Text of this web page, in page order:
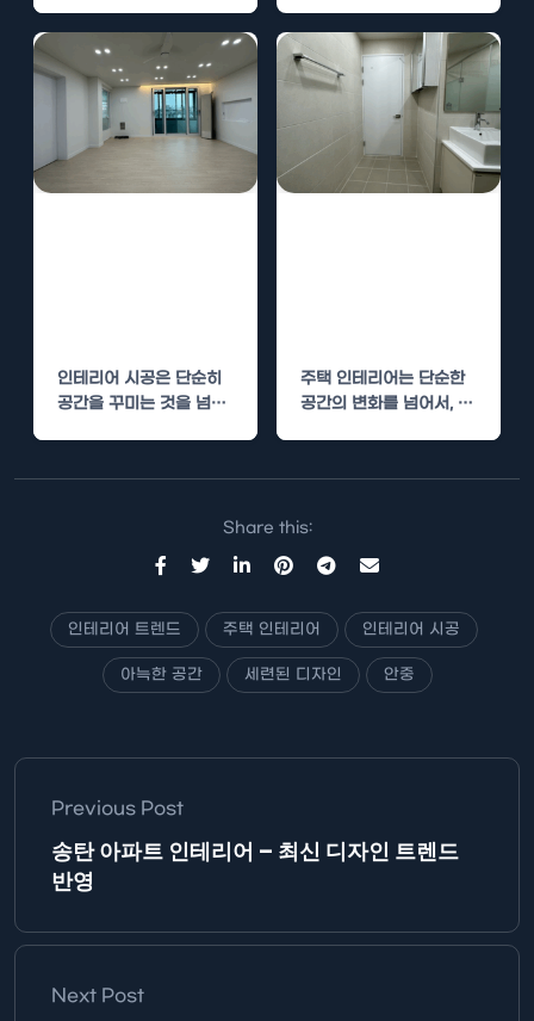
인테리어 시공은 단순히
공간을 꾸미는 것을 넘어,
주택 인테리어는 단순한
공간의 변화를 넘어서, 삶
Share this:
인테리어 트렌드 주택 인테리어 인테리어 시공
아늑한 공간 세련된 디자인 안중
Previous Post
송탄 아파트 인테리어 – 최신 디자인 트렌드
반영
Next Post